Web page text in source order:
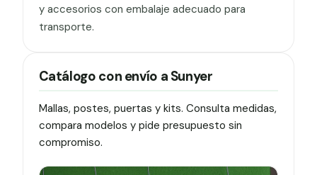
y accesorios con embalaje adecuado para
transporte.
Catálogo con envío a Sunyer
Mallas, postes, puertas y kits. Consulta medidas,
compara modelos y pide presupuesto sin
compromiso.